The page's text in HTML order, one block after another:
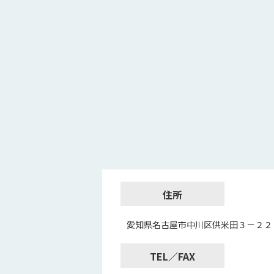
住所
愛知県名古屋市中川区供米田３－２
TEL／FAX